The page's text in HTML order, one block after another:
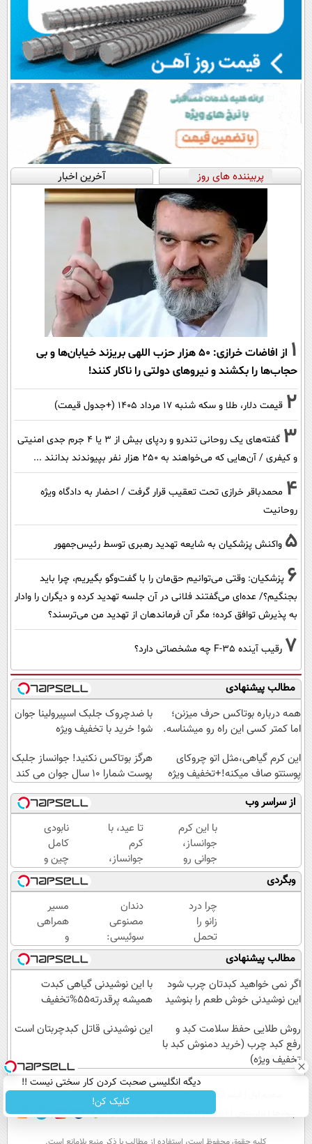
پربیننده های روز آخرین اخبار
1
از افاضات خرازی: ۵۰ هزار حزب اللهی بریزند خیابان‌ها و بی
حجاب‌ها را بکشند و نیرو‌های دولتی را ناکار کنند!
2 قیمت دلار، طلا و سکه شنبه ۱۷ مرداد ۱۴۰۵ (+جدول قیمت)
3
گفته‌های یک روحانی تندرو و ردپای بیش از ۳ یا ۴ جرم جدی امنیتی
و کیفری / آن‌هایی که می‌خواهند به ۲۵۰ هزار نفر بپیوندند بدانند ...
4 محمدباقر خرازی تحت تعقیب قرار گرفت / احضار به دادگاه ویژه
روحانیت
5 واکنش پزشکیان به شایعه تهدید رهبری توسط رئیس‌جمهور
6 پزشکیان: وقتی می‌توانیم حق‌مان را با گفت‌وگو بگیریم، چرا باید
بجنگیم؟/ عده‌ای می‌گفتند فلانی در آن جلسه تهدید کرده و دیگران را وادار
به پذیرش توافق کرده؛ مگر آن فرماندهان از تهدید من می‌ترسند؟
7 رقیب آینده F-35 چه مشخصاتی دارد؟
مطالب پیشنهادی
همه درباره بوتاکس حرف میزنن؛
اما کمتر کسی این راه رو میشناسه.
با ضدچروک جلبک اسپیرولینا جوان
شو! خرید با تخفیف ویژه
این کرم گیاهی،مثل اتو چروکای
پوستتو صاف میکنه!+تخفیف ویژه
هرگز بوتاکس نکنید! جوانساز جلبک
پوست شمارا ۱۰ سال جوان می کند
از سراسر وب
با این کرم
جوانساز،
جوانی رو
به خودت
برگردون(50%
تخفیف)
تا عید، با
کرم
جوانساز،
پوستت رو
دوباره
بساز(خرید
با تخفیف
ویژه)
نابودی
کامل
چین و
چروک
با کرم
آلمانی۴۰٪تخفیف
وبگردی
چرا درد
زانو را
تحمل
می‌کنی؟
خیلی
ساده
درمنزل
کن
دندان
مصنوعی
سوئیسی:
جدیدترین
فناوری
اروپا،
سبک و
پرداخت
مسیر
همراهی
و
گزارش
عملکرد
گروه
اسنپ
۱۴۰۴
مطالب پیشنهادی
اگر نمی خواهید کبدتان چرب شود
این نوشیدنی خوش طعم را بنوشید
با این نوشیدنی گیاهی کبدت
همیشه پرقدرته55%تخفیف
روش طلایی حفظ سلامت کبد و
رفع کبد چرب (خرید دمنوش کبد با
تخفیف ویژه)
این نوشیدنی قاتل کبدچربتان است
دیگه انگلیسی صحبت کردن کار سختی نیست !!
کلیک کن!
عصر ایران۲ درباره عصرایران تماس با ما
آب و هوا اوقات شرعی سواد زندگی